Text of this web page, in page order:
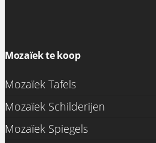
Mozaïek te koop
Mozaïek Tafels
Mozaïek Schilderijen
Mozaïek Spiegels